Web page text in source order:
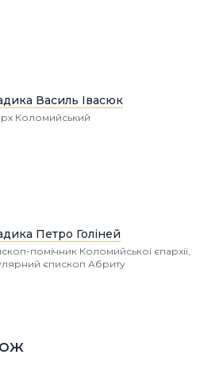
Василь Івасюк
Коломийський
Петро Голіней
помічник Коломийської єпархії,
єпископ Абриту